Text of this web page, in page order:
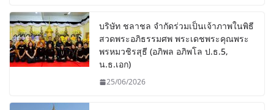
บริษัท ชลาชล จำกัดร่วมเป็นเจ้าภาพในพิธี
สวดพระอภิธรรมศพ พระเดชพระคุณพระ
พรหมวชิรสุธี (อภิพล อภิพโล ป.ธ.5,
น.ธ.เอก)
25/06/2026